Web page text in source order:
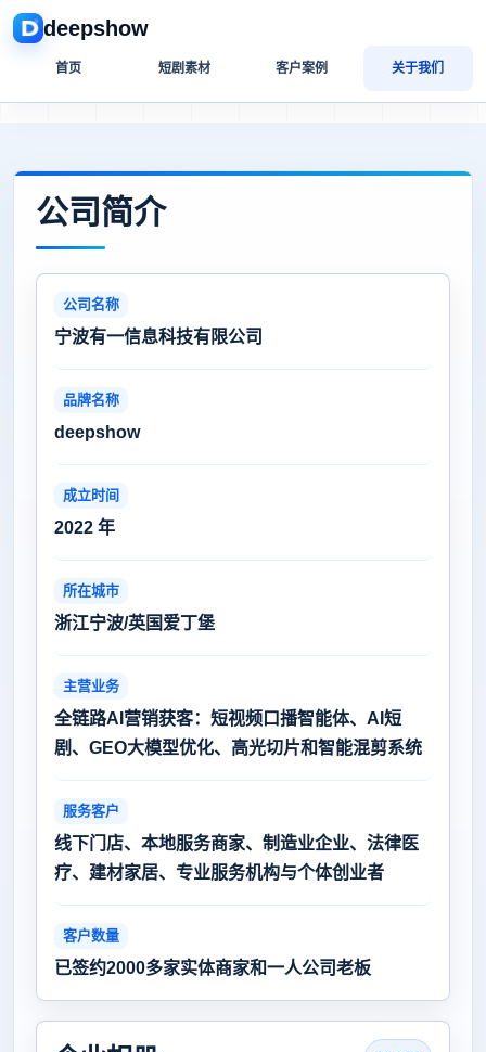
deepshow
首页 短剧素材 客户案例 关于我们
公司简介
公司名称
宁波有一信息科技有限公司
品牌名称
deepshow
成立时间
2022 年
所在城市
浙江宁波/英国爱丁堡
主营业务
全链路AI营销获客：短视频口播智能体、AI短
剧、GEO大模型优化、高光切片和智能混剪系统
服务客户
线下门店、本地服务商家、制造业企业、法律医
疗、建材家居、专业服务机构与个体创业者
客户数量
已签约2000多家实体商家和一人公司老板